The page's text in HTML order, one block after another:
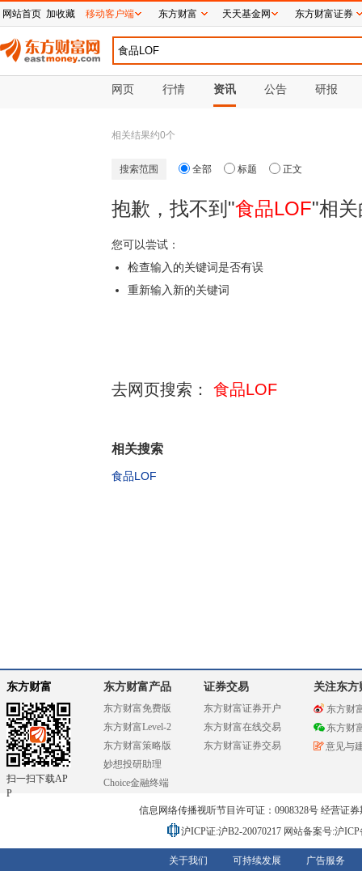
网页 行情 资讯 公告 研报
相关结果约0个
搜索范围 全部 标题 正文
抱歉，找不到"食品LOF"相
您可以尝试：
检查输入的关键词是否有误
重新输入新的关键词
去网页搜索： 食品LOF
相关搜索
食品LOF
东方财富
扫一扫下载AP
P
东方财富产品
东方财富免费版
东方财富Level-2
东方财富策略版
妙想投研助理
Choice金融终端
证券交易
东方财富证券开户
东方财富在线交易
东方财富证券交易
关注东方
东方财
东方财
意见与
信息网络传播视听节目许可证：0908328号 经营证
沪ICP证:沪B2-20070217 网站备案号:沪
关于我们 可持续发展 广告服务
网站首页 加收藏 移动客户端 东方财富 天天基金网 东方财富证券